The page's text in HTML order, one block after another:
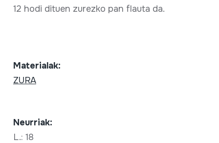
12 hodi dituen zurezko pan flauta da.
Materialak:
ZURA
Neurriak:
L.: 18